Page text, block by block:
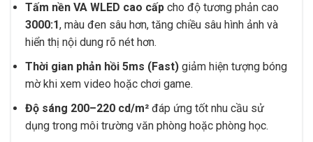
Tấm nền VA WLED cao cấp cho độ tương phản cao
3000:1, màu đen sâu hơn, tăng chiều sâu hình ảnh và
hiển thị nội dung rõ nét hơn.
Thời gian phản hồi 5ms (Fast) giảm hiện tượng bóng
mờ khi xem video hoặc chơi game.
Độ sáng 200–220 cd/m² đáp ứng tốt nhu cầu sử
dụng trong môi trường văn phòng hoặc phòng học.